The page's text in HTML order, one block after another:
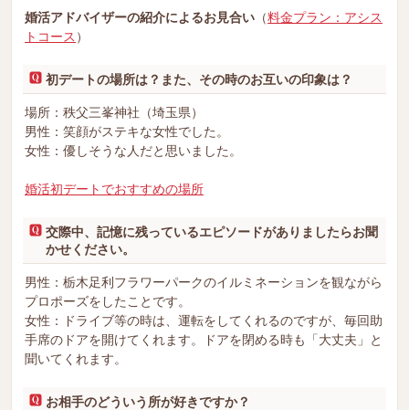
婚活アドバイザーの紹介によるお見合い （料金プラン：アシス
トコース ）
初デートの場所は？また、その時のお互いの印象は？
場所：秩父三峯神社（埼玉県）
男性：笑顔がステキな女性でした。
女性：優しそうな人だと思いました。
婚活初デートでおすすめの場所
交際中、記憶に残っているエピソードがありましたらお聞
かせください。
男性：栃木足利フラワーパークのイルミネーションを観ながら
プロポーズをしたことです。
女性：ドライブ等の時は、運転をしてくれるのですが、毎回助
手席のドアを開けてくれます。ドアを閉める時も「大丈夫」と
聞いてくれます。
お相手のどういう所が好きですか？